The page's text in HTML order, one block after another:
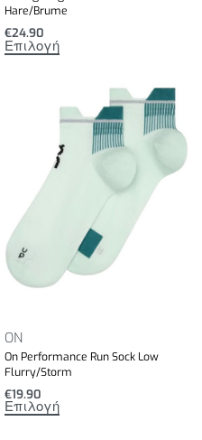
Hare/Brume
€24.90
Επιλογή
ON
On Performance Run Sock Low
Flurry/Storm
€19.90
Επιλογή